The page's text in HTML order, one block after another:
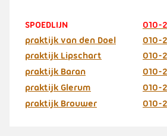
SPOEDLIJN
010-
praktijk van den Doel
010-
praktijk Lipschart
010-
praktijk Baran
010-
praktijk Glerum
010-
praktijk Brouwer
010-